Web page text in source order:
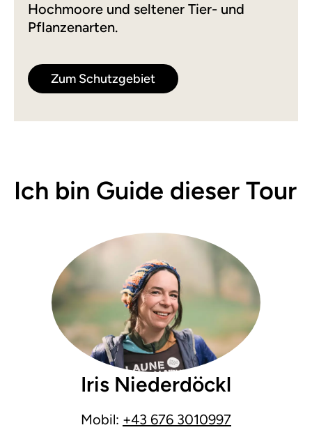
Hochmoore und seltener Tier- und
Pflanzenarten.
Zum Schutzgebiet
Ich bin Guide dieser Tour
Iris Niederdöckl
Mobil: +43 676 3010997